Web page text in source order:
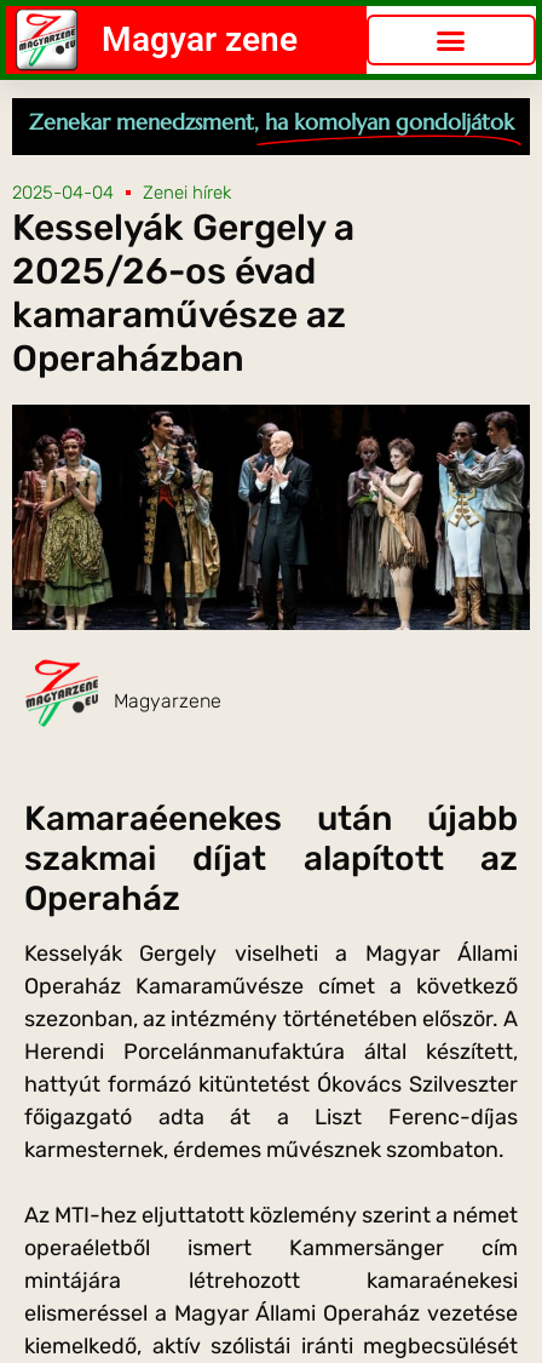
Magyar zene
Zenekar menedzsment, ha komolyan gondoljátok
2025-04-04 Zenei hírek
Kesselyák Gergely a
2025/26-os évad
kamaraművésze az
Operaházban
Magyarzene
Kamaraéenekes után újabb
szakmai díjat alapított az
Operaház
Kesselyák Gergely viselheti a Magyar Állami
Operaház Kamaraművésze címet a következő
szezonban, az intézmény történetében először. A
Herendi Porcelánmanufaktúra által készített,
hattyút formázó kitüntetést Ókovács Szilveszter
főigazgató adta át a Liszt Ferenc-díjas
karmesternek, érdemes művésznek szombaton.
Az MTI-hez eljuttatott közlemény szerint a német
operaéletből ismert Kammersänger cím
mintájára létrehozott kamaraénekesi
elismeréssel a Magyar Állami Operaház vezetése
kiemelkedő, aktív szólistái iránti megbecsülését